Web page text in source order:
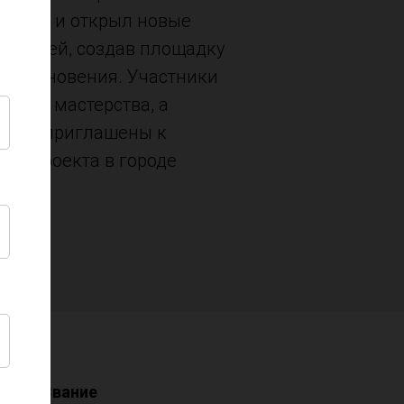
и открыл новые
создав площадку
Участники
мастерства, а
приглашены к
проекта в городе
Звание